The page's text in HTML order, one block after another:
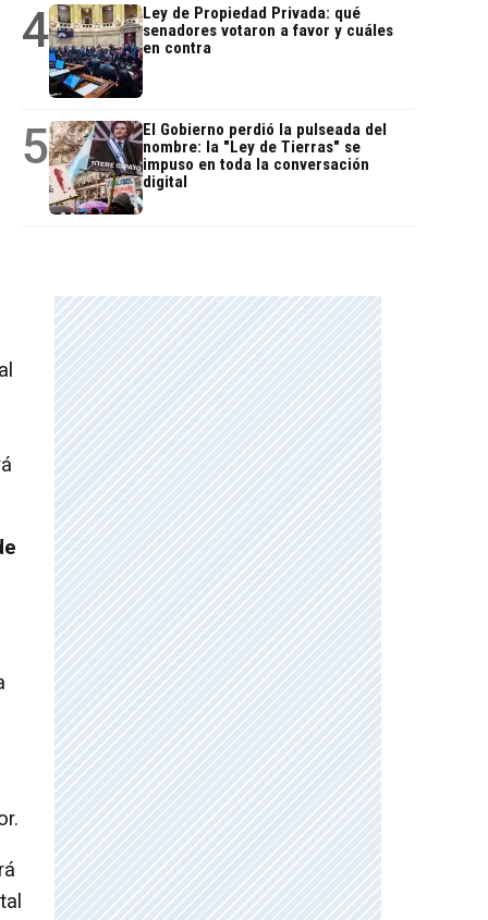
4
Ley de Propiedad Privada: qué
senadores votaron a favor y cuáles
en contra
5
El Gobierno perdió la pulseada del
nombre: la "Ley de Tierras" se
impuso en toda la conversación
digital